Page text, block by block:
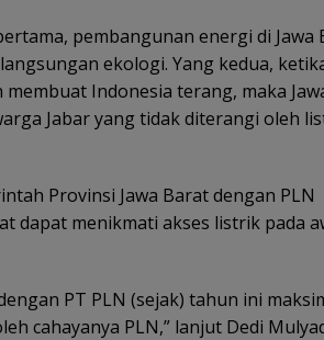
pembangunan energi di Jawa
ekologi. Yang kedua,
Indonesia terang, maka
Jabar yang tidak diterangi oleh
Provinsi Jawa Barat dengan PLN
dapat menikmati akses listrik pada
PT PLN (sejak) tahun ini
cahayanya PLN,” lanjut Dedi